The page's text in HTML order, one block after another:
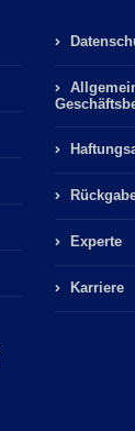
Experte
Karriere